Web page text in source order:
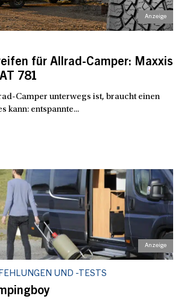
für Allrad-Camper: Maxxis
781
Camper unterwegs ist, braucht einen
kann: entspannte...
UND -TESTS